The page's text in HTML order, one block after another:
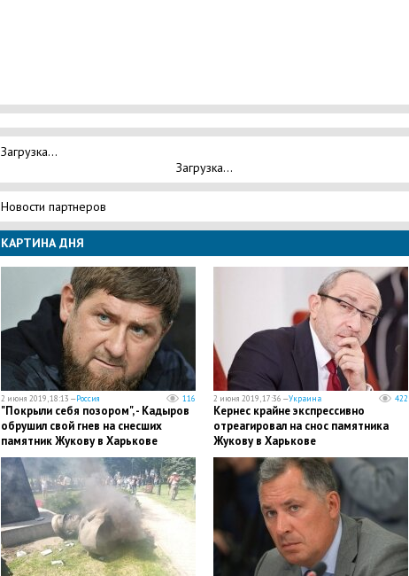
Загрузка...
Загрузка...
Новости партнеров
КАРТИНА ДНЯ
2 июня 2019, 18:13 —Россия 116
"Покрыли себя позором", - Кадыров
обрушил свой гнев на снесших
памятник Жукову в Харькове
2 июня 2019, 17:36 —Украина 422
Кернес крайне экспрессивно
отреагировал на снос памятника
Жукову в Харькове